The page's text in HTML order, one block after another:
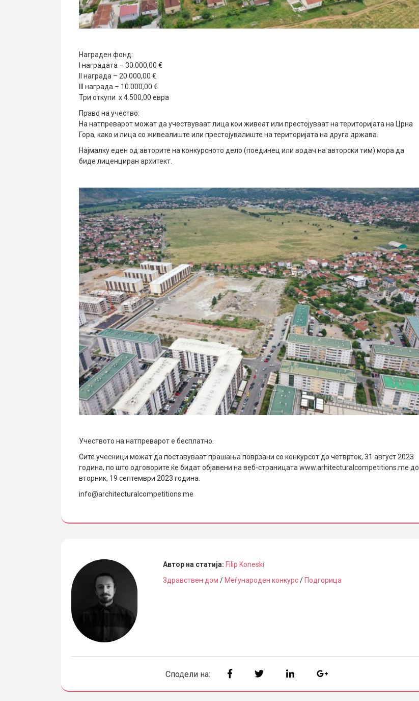
Награден фонд:
I наградата – 30.000,00 €
II награда – 20.000,00 €
III награда – 10.000,00 €
Три откупи x 4.500,00 евра
Право на учество:
На натпреварот можат да учествуваат лица кои живеат или престојуваат на територијата на Црна
Гора, како и лица со живеалиште или престојувалиште на територијата на друга држава.
Најмалку еден од авторите на конкурсното дело (поединец или водач на авторски тим) мора да
биде лиценциран архитект.
Учеството на натпреварот е бесплатно.
Сите учесници можат да поставуваат прашања поврзани со конкурсот до четврток, 31 август 2023
година, по што одговорите ќе бидат објавени на веб-страницата www.arhitecturalcompetitions.me до
вторник, 19 септември 2023 година.
info@architecturalcompetitions.me
Автор на статија: Filip Koneski
Здравствен дом / Меѓународен конкурс/ Подгорица
Сподели на: